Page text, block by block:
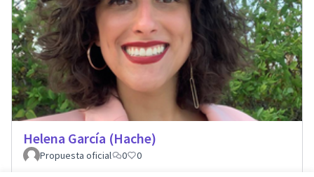
Helena García (Hache)
Propuesta oficial 0 0